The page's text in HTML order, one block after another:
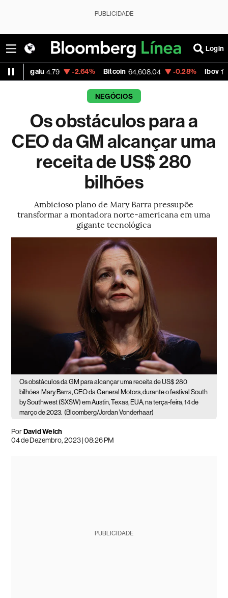
PUBLICIDADE
Login
-2.64% Bitcoin 64,608.04 -0.28% Ibov 177,726.17 -
NEGÓCIOS
Os obstáculos para a
CEO da GM alcançar uma
receita de US$ 280
bilhões
Ambicioso plano de Mary Barra pressupõe
transformar a montadora norte-americana em uma
gigante tecnológica
Os obstáculos da GM para alcançar uma receita de US$ 280
bilhões Mary Barra, CEO da General Motors, durante o festival South
by Southwest (SXSW) em Austin, Texas, EUA, na terça-feira, 14 de
março de 2023. (Bloomberg/Jordan Vonderhaar)
PorDavid Welch
04 de Dezembro, 2023 | 08:26 PM
PUBLICIDADE